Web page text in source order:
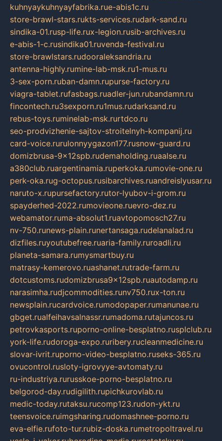
kuhnyaykuhnyayfabrika.rue-abis1c.ru
store-brawl-stars.rukts-services.rudark-sand.ru
sindika-01.rusp-life.rux-legion.rusib-archives.ru
e-abis-1-c.rusindika01.ruvenda-festival.ru
store-brawlstars.rudooraleksandria.ru
antenna-highly.rumine-lab-msk.ru1-mus.ru
3-sex-porn.ruban-damn.rupurse-factory.ru
viagra-tablet.rufasbags.ruadler-jun.rubandamn.ru
fincontech.ru3sexporn.ru1mus.rudarksand.ru
rebus-toys.ruminelab-msk.rurtdco.ru
seo-prodvizhenie-sajtov-stroitelnyh-kompanij.ru
card-voice.rurulonnyygazon177.rusnow-guard.ru
domizbrusa-9x12spb.rudemaholding.ruaalse.ru
a380club.ruargentinamia.ruperkoka.rumovie-one.ru
perk-oka.rug-octopus.rusibarchives.ruandreislyusar.ru
naruto-x.rupursefactory.rutor-lyubov-i-grom.ru
spayderhed-2022.rumovieone.ruevro-dez.ru
webamator.ruma-absolut1.ruavtopomosch27.ru
nv-750.runews-plain.runertansaga.rudelanalad.ru
dizfiles.ruyoutubefree.ruaria-family.ruroadli.ru
planeta-samara.rumysmartbuy.ru
matrasy-kemerovo.ruashanet.rutrade-farm.ru
dotcustoms.rudomizbrusa9x12spb.ruautodamp.ru
narasimha.rudjcommodities.runv750.rux-ton.ru
newsplain.rucardvoice.rumodopaper.rumanunae.ru
gbget.rualfeihavsalnassr.rumadoma.rutajuncos.ru
petrovkasports.ruporno-online-besplatno.rusplclub.ru
york-life.rudoroga-expo.ruribery.rucleanmedicine.ru
slovar-ivrit.ruporno-video-besplatno.ruseks-365.ru
ovucontrol.rusloty-igrovyye-avtomaty.ru
ru-industriya.rurusskoe-porno-besplatno.ru
belgorod-day.rudigilith.rupichkurovlab.ru
medic-today.rutaksu.rucomp123.rudon-ykt.ru
teensvoice.ruimgsharing.rudomashnee-porno.ru
eva-elfie.rufoto-tur.rubiz-doska.rumetropoltravel.ru